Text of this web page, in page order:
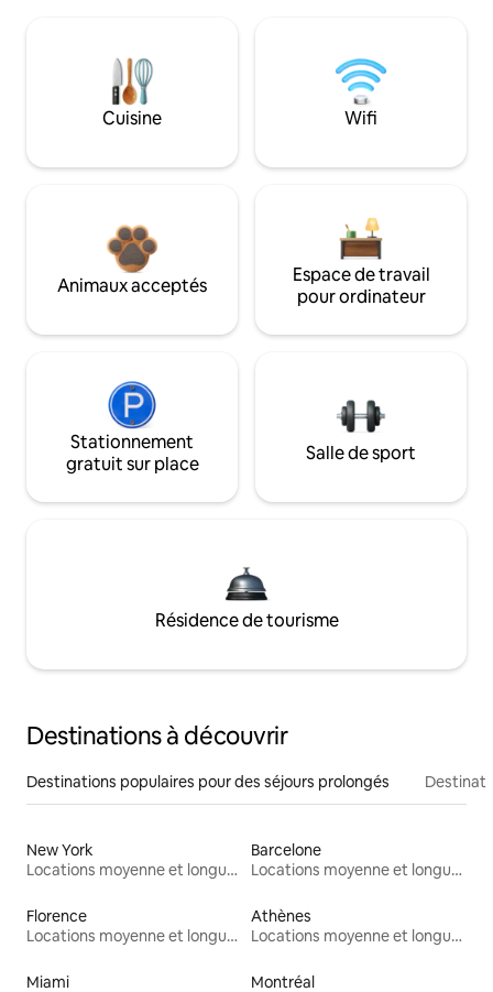
Cuisine Wifi
Animaux acceptés
Espace de travail
pour ordinateur
Stationnement
gratuit sur place
Salle de sport
Résidence de tourisme
Destinations à découvrir
Destinations populaires pour des séjours prolongés
New York
Locations moyenne et longue durée
Barcelone
Locations moyenne et longue durée
Florence
Locations moyenne et longue durée
Athènes
Locations moyenne et longue durée
Miami
Montréal